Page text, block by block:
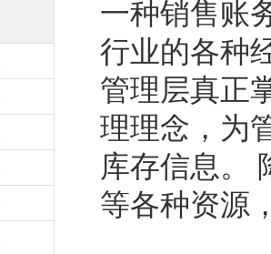
一种销售账
行业的各种
管理层真正
理理念，为
库存信息。
等各种资源